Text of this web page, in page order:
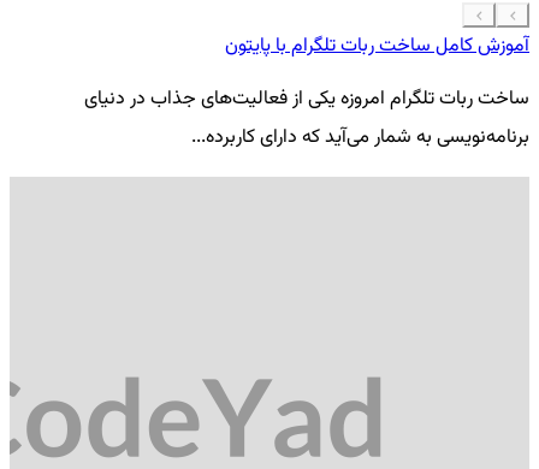
آموزش کامل ساخت ربات تلگرام با پایتون
ساخت ربات تلگرام امروزه یکی از فعالیت‌های جذاب در دنیای
برنامه‌نویسی به شمار می‌آید که دارای کاربرده...